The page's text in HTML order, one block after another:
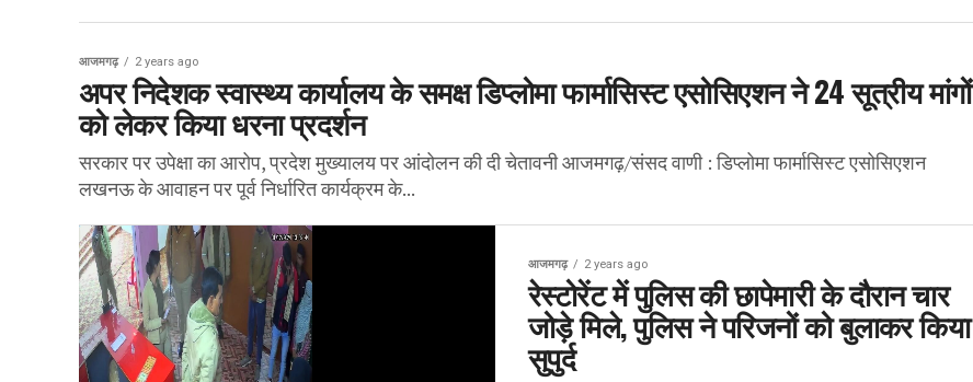
आजमगढ़ 2 years ago
अपर निदेशक स्वास्थ्य कार्यालय के समक्ष डिप्लोमा फार्मासिस्ट एसोसिएशन ने 24 सूत्रीय मांगों
को लेकर किया धरना प्रदर्शन
सरकार पर उपेक्षा का आरोप, प्रदेश मुख्यालय पर आंदोलन की दी चेतावनी आजमगढ़/संसद वाणी : डिप्लोमा फार्मासिस्ट एसोसिएशन
लखनऊ के आवाहन पर पूर्व निर्धारित कार्यक्रम के...
आजमगढ़ 2 years ago
रेस्टोरेंट में पुलिस की छापेमारी के दौरान चार
जोड़े मिले, पुलिस ने परिजनों को बुलाकर किया
सुपुर्द